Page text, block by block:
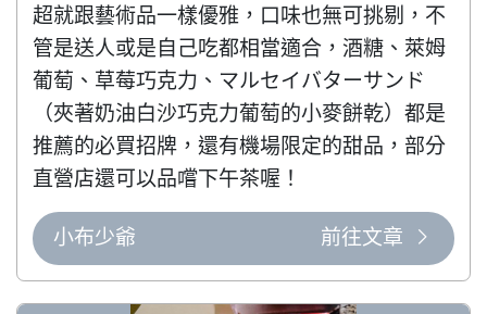
超就跟藝術品一樣優雅，口味也無可挑剔，不
管是送人或是自己吃都相當適合，酒糖、萊姆
葡萄、草莓巧克力、マルセイバターサンド
（夾著奶油白沙巧克力葡萄的小麥餅乾）都是
推薦的必買招牌，還有機場限定的甜品，部分
直營店還可以品嚐下午茶喔！
小布少爺 前往文章